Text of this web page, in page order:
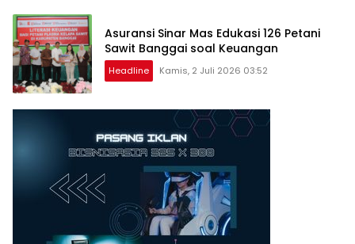
Asuransi Sinar Mas Edukasi 126 Petani
Sawit Banggai soal Keuangan
Headline Kamis, 2 Juli 2026 03:52